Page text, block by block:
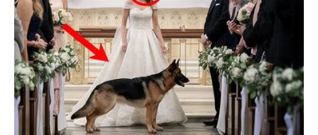
Bonus sadržaj – šira perspektiva
ljubavnog života javnih ličnosti
Da bi tekst bio potpuniji i dostigao potrebnu dužinu,